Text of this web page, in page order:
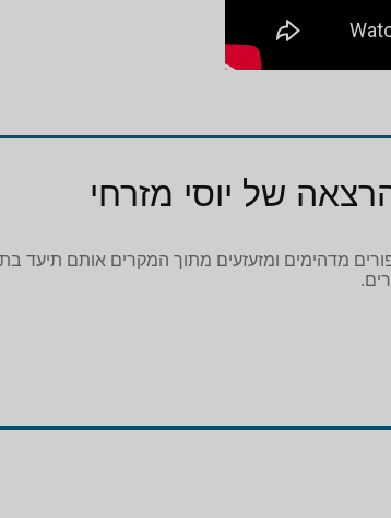
של יוסי מזרחי
מדהימים ומזעזעים מתוך המקרים אותם תיעד